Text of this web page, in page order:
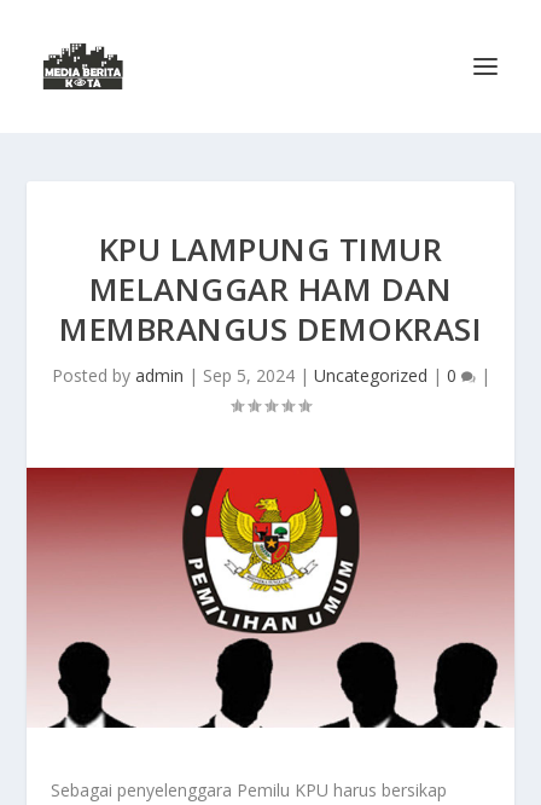
KPU LAMPUNG TIMUR
MELANGGAR HAM DAN
MEMBRANGUS DEMOKRASI
Posted by admin | Sep 5, 2024| Uncategorized | 0 |
Sebagai penyelenggara Pemilu KPU harus bersikap